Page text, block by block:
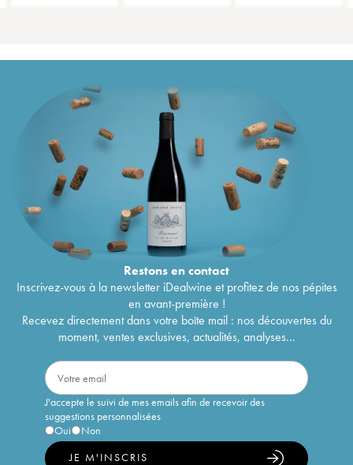
Restons encontact
Inscrivez-vous à la newsletter iDealwine et profitez de nos pépites
en avant-première !
Recevez directement dans votre boîte mail : nos découvertes du
moment, ventes exclusives, actualités, analyses...
J'accepte le suivi de mes emails afin de recevoir des
suggestions personnalisées
Oui
Non
JE M'INSCRIS